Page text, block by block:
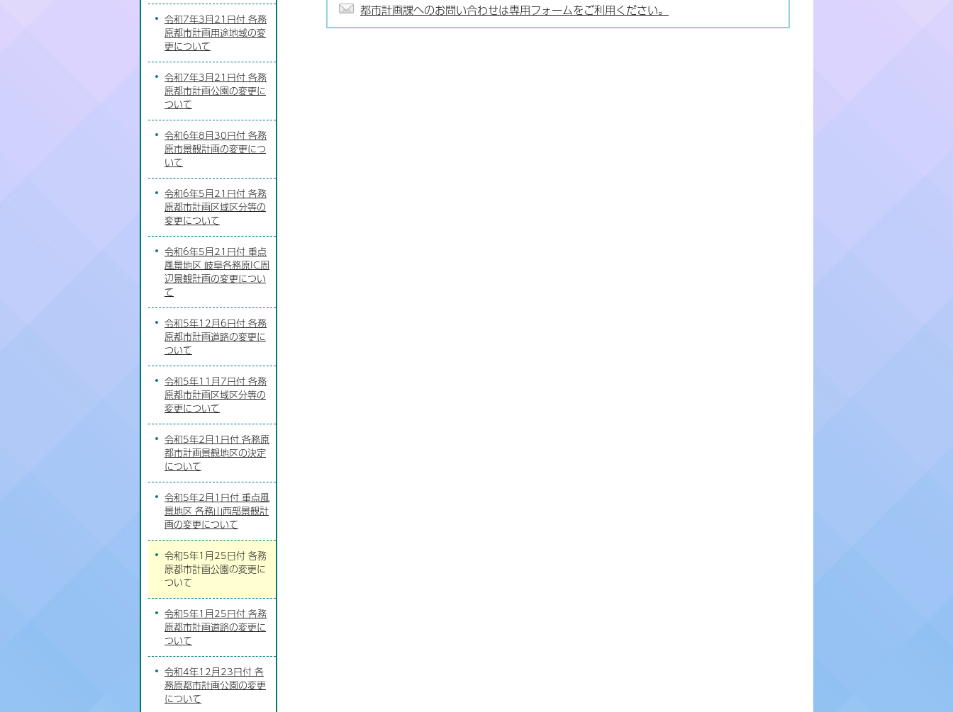
都市計画課へのお問い合わせは専用フォームをご利用ください。
令和7年3月21日付 各務
原都市計画用途地域の変
更について
令和7年3月21日付 各務
原都市計画公園の変更に
ついて
令和6年8月30日付 各務
原市景観計画の変更につ
いて
令和6年5月21日付 各務
原都市計画区域区分等の
変更について
令和6年5月21日付 重点
風景地区 岐阜各務原IC周
辺景観計画の変更につい
て
令和5年12月6日付 各務
原都市計画道路の変更に
ついて
令和5年11月7日付 各務
原都市計画区域区分等の
変更について
令和5年2月1日付 各務原
都市計画景観地区の決定
について
令和5年2月1日付 重点風
景地区 各務山西部景観計
画の変更について
令和5年1月25日付 各務
原都市計画公園の変更に
ついて
令和5年1月25日付 各務
原都市計画道路の変更に
ついて
令和4年12月23日付 各
務原都市計画公園の変更
について